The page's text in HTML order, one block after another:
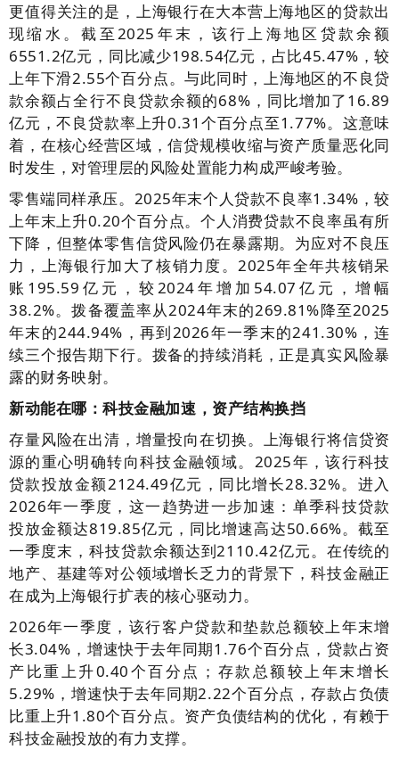
更值得关注的是，上海银行在大本营上海地区的贷款出
现缩水。截至2025年末，该行上海地区贷款余额
6551.2亿元，同比减少198.54亿元，占比45.47%，较
上年下滑2.55个百分点。与此同时，上海地区的不良贷
款余额占全行不良贷款余额的68%，同比增加了16.89
亿元，不良贷款率上升0.31个百分点至1.77%。这意味
着，在核心经营区域，信贷规模收缩与资产质量恶化同
时发生，对管理层的风险处置能力构成严峻考验。
零售端同样承压。2025年末个人贷款不良率1.34%，较
上年末上升0.20个百分点。个人消费贷款不良率虽有所
下降，但整体零售信贷风险仍在暴露期。为应对不良压
力，上海银行加大了核销力度。2025年全年共核销呆
账195.59亿元，较2024年增加54.07亿元，增幅
38.2%。拨备覆盖率从2024年末的269.81%降至2025
年末的244.94%，再到2026年一季末的241.30%，连
续三个报告期下行。拨备的持续消耗，正是真实风险暴
露的财务映射。
新动能在哪：科技金融加速，资产结构换挡
存量风险在出清，增量投向在切换。上海银行将信贷资
源的重心明确转向科技金融领域。2025年，该行科技
贷款投放金额2124.49亿元，同比增长28.32%。进入
2026年一季度，这一趋势进一步加速：单季科技贷款
投放金额达819.85亿元，同比增速高达50.66%。截至
一季度末，科技贷款余额达到2110.42亿元。在传统的
地产、基建等对公领域增长乏力的背景下，科技金融正
在成为上海银行扩表的核心驱动力。
2026年一季度，该行客户贷款和垫款总额较上年末增
长3.04%，增速快于去年同期1.76个百分点，贷款占资
产比重上升0.40个百分点；存款总额较上年末增长
5.29%，增速快于去年同期2.22个百分点，存款占负债
比重上升1.80个百分点。资产负债结构的优化，有赖于
科技金融投放的有力支撑。